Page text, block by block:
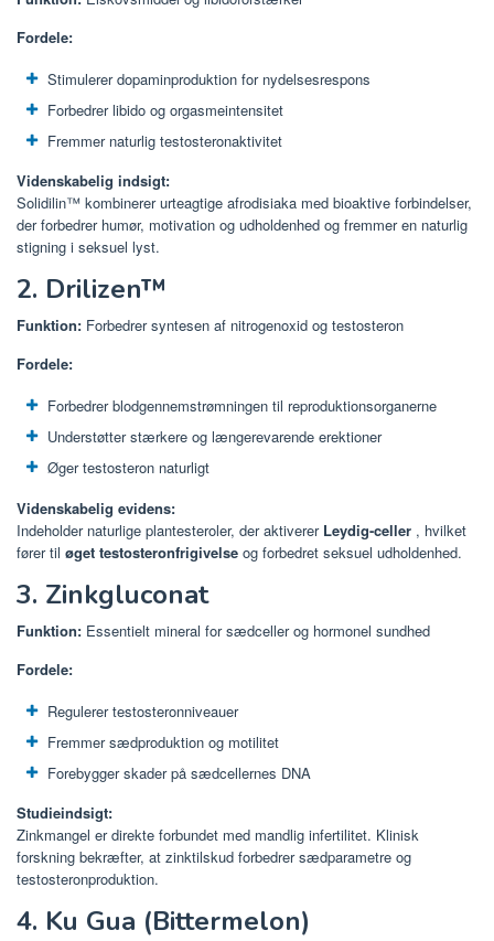
Fordele:
Stimulerer dopaminproduktion for nydelsesrespons
Forbedrer libido og orgasmeintensitet
Fremmer naturlig testosteronaktivitet
Videnskabelig indsigt:
Solidilin™ kombinerer urteagtige afrodisiaka med bioaktive forbindelser,
der forbedrer humør, motivation og udholdenhed og fremmer en naturlig
stigning i seksuel lyst.
2. Drilizen™
Funktion: Forbedrer syntesen af ​​nitrogenoxid og testosteron
Fordele:
Forbedrer blodgennemstrømningen til reproduktionsorganerne
Understøtter stærkere og længerevarende erektioner
Øger testosteron naturligt
Videnskabelig evidens:
Indeholder naturlige plantesteroler, der aktiverer Leydig-celler , hvilket
fører til øget testosteronfrigivelse og forbedret seksuel udholdenhed.
3. Zinkgluconat
Funktion: Essentielt mineral for sædceller og hormonel sundhed
Fordele:
Regulerer testosteronniveauer
Fremmer sædproduktion og motilitet
Forebygger skader på sædcellernes DNA
Studieindsigt:
Zinkmangel er direkte forbundet med mandlig infertilitet. Klinisk
forskning bekræfter, at zinktilskud forbedrer sædparametre og
testosteronproduktion.
4. Ku Gua (Bittermelon)